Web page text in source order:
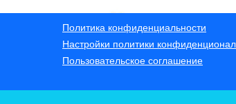
Политика конфиденциальности
Настройки политики
Пользовательское соглашение